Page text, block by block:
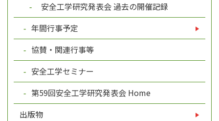
安全工学研究発表会 過去の開催記録
年間行事予定
協賛・関連行事等
安全工学セミナー
第59回安全工学研究発表会 Home
出版物